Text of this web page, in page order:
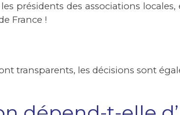
présidents des associations
France !
transparents, les décisions sont